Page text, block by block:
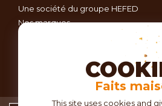
Une société du groupe HEFED
Nos marques
Faits
This site uses cookies and